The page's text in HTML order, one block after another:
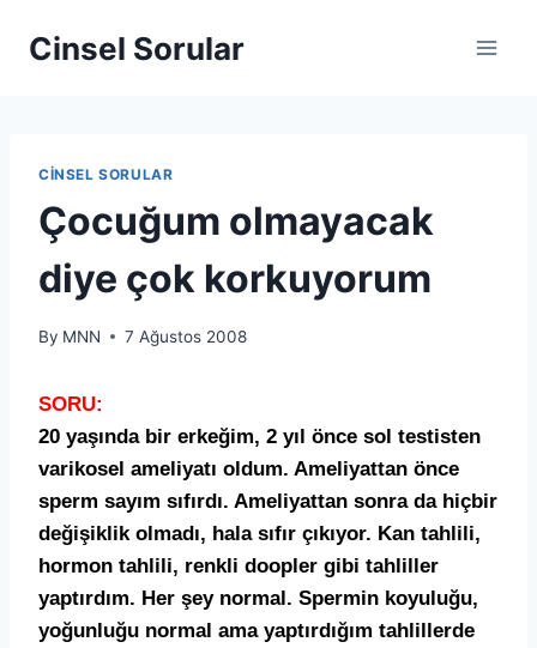
Cinsel Sorular
CINSEL SORULAR
Çocuğum olmayacak
diye çok korkuyorum
By MNN 7 Ağustos 2008
SORU:
20 yaşında bir erkeğim, 2 yıl önce sol testisten
varikosel ameliyatı oldum. Ameliyattan önce
sperm sayım sıfırdı. Ameliyattan sonra da hiçbir
değişiklik olmadı, hala sıfır çıkıyor. Kan tahlili,
hormon tahlili, renkli doopler gibi tahliller
yaptırdım. Her şey normal. Spermin koyuluğu,
yoğunluğu normal ama yaptırdığım tahlillerde